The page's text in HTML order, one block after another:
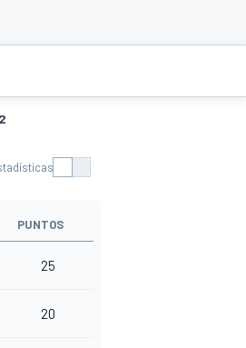
PUNTOS
25
20